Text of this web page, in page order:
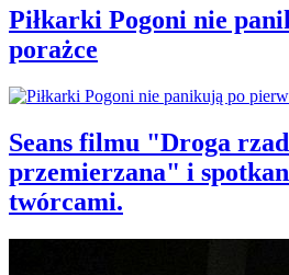
Piłkarki Pogoni nie
porażce
Seans filmu "Droga
przemierzana" i
twórcami.